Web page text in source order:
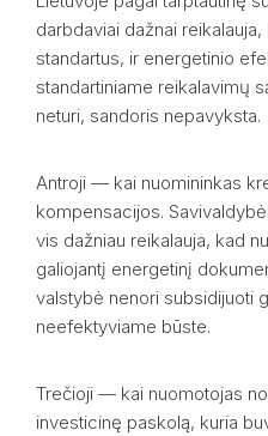
darbdaviai dažnai
standartus, ir energetinio
standartiniame reikalavimų
neturi, sandoris nepavyksta.
Antroji — kai nuomininkas
kompensacijos.
vis dažniau reikalauja, kad
galiojantį energetinį
valstybė nenori subsidijuoti
neefektyviame būste.
Trečioji — kai nuomotojas
investicinę paskolą, kuria